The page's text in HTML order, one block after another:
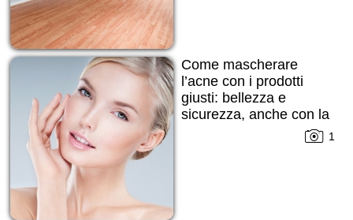
Come mascherare
l’acne con i prodotti
giusti: bellezza e
sicurezza, anche con la
1